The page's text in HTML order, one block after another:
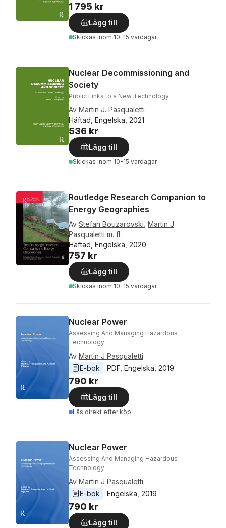
1 795 kr
Lägg till
Skickas inom 10-15 vardagar
Nuclear Decommissioning and
Society
Public Links to a New Technology
Av Martin J. Pasqualetti
Häftad, Engelska, 2021
536 kr
Lägg till
Skickas inom 10-15 vardagar
Routledge Research Companion to
Energy Geographies
Av Stefan Bouzarovski Martin J
Pasqualetti m. fl.
Häftad, Engelska, 2020
757 kr
Lägg till
Skickas inom 10-15 vardagar
Nuclear Power
Assessing And Managing Hazardous
Technology
Av Martin J Pasqualetti
E-bok
PDF Engelska 2019
790 kr
Lägg till
Läs direkt efter köp
Nuclear Power
Assessing And Managing Hazardous
Technology
Av Martin J Pasqualetti
E-bok
Engelska 2019
790 kr
Lägg till